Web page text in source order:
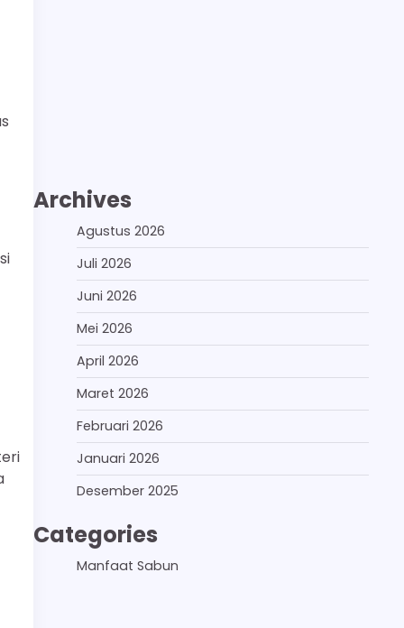
Archives
Agustus 2026
Juli 2026
Juni 2026
Mei 2026
April 2026
Maret 2026
Februari 2026
Januari 2026
Desember 2025
Categories
Manfaat Sabun